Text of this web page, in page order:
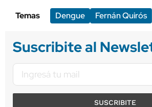
Temas
Dengue Fernán Quirós
Suscribite al
SUSCRIBITE